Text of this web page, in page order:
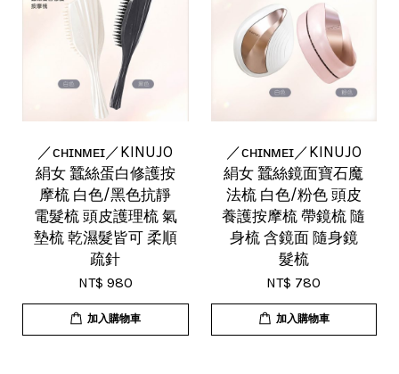
／ᴄʜɪɴᴍᴇɪ／KINUJO
絹女 蠶絲蛋白修護按
摩梳 白色/黑色抗靜
電髮梳 頭皮護理梳 氣
墊梳 乾濕髮皆可 柔順
疏針
NT$ 980
加入購物車
／ᴄʜɪɴᴍᴇɪ／KINUJO
絹女 蠶絲鏡面寶石魔
法梳 白色/粉色 頭皮
養護按摩梳 帶鏡梳 隨
身梳 含鏡面 隨身鏡
髮梳
NT$ 780
加入購物車